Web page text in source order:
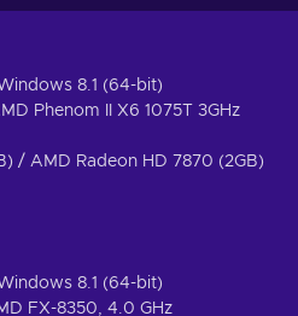
8.1 (64-bit)
Phenom II X6 1075T 3GHz
/ AMD Radeon HD 7870 (2GB)
8.1 (64-bit)
FX-8350, 4.0 GHz